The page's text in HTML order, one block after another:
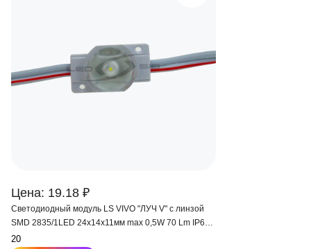
Цена: 19.18 ₽
Светодиодный модуль LS VIVO "ЛУЧ V" с линзой
SMD 2835/1LED 24x14x11мм max 0,5W 70 Lm IP68
(Пр. 8см)